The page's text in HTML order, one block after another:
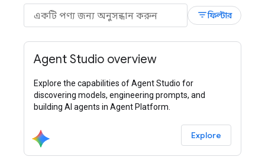
filter_listফিল্টার
Agent Studio overview
Explore the capabilities of Agent Studio for
discovering models, engineering prompts, and
building AI agents in Agent Platform.
Explore